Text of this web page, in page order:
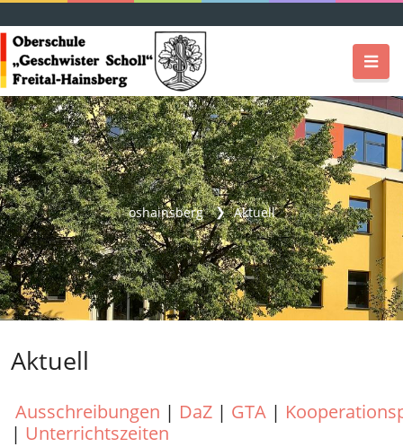
oshainsberg Aktuell
Aktuell
Ausschreibungen | DaZ | GTA |
| Unterrichtszeiten